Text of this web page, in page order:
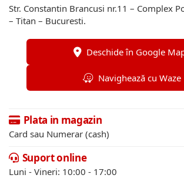
Str. Constantin Brancusi nr.11 – Complex
– Titan – Bucuresti.
Deschide în Google
Navighează cu Waze
Plata in magazin
Card sau Numerar (cash)
Suport online
Luni - Vineri: 10:00 - 17:00